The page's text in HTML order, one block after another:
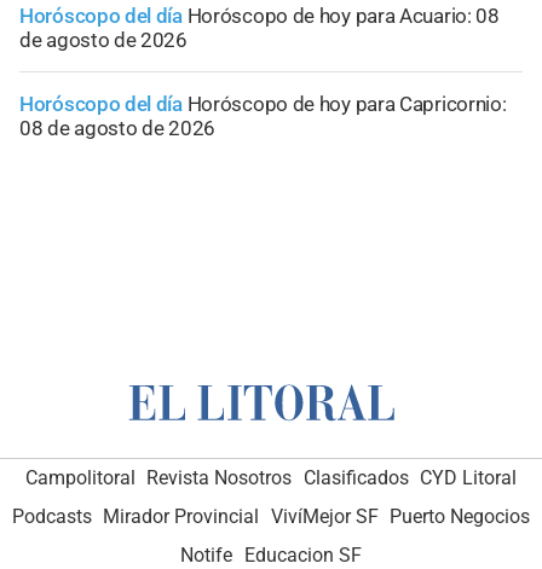
Horóscopo del día Horóscopo de hoy para Acuario: 08
de agosto de 2026
Horóscopo del día Horóscopo de hoy para Capricornio:
08 de agosto de 2026
Campolitoral Revista Nosotros Clasificados CYD Litoral
Podcasts Mirador Provincial VivíMejor SF Puerto Negocios
Notife
Educacion SF